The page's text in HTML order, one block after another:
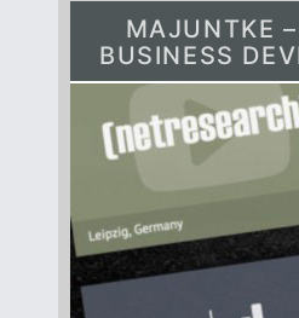
MAJUNTKE
BUSINESS